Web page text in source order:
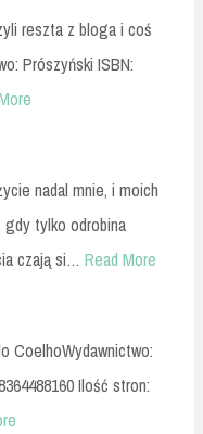
reszta z bloga i coś
Prószyński ISBN:
nadal mnie, i moich
tylko odrobina
czają si… Read More
CoelhoWydawnictwo:
Ilość stron: